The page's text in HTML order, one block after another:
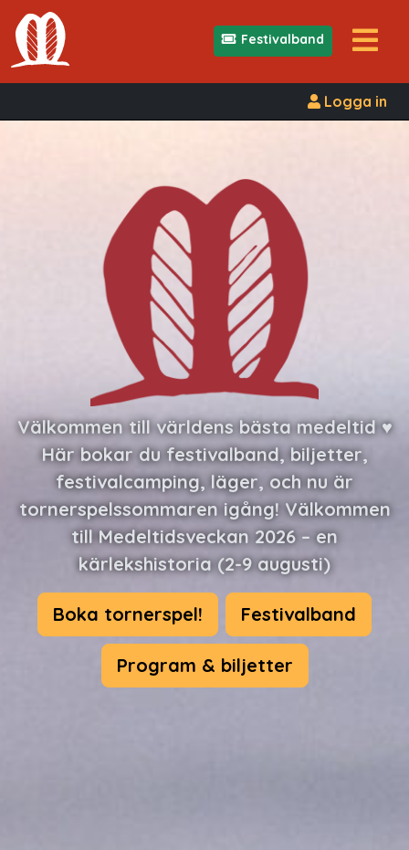
Festivalband
Logga in
Välkommen till världens bästa medeltid ♥︎
Här bokar du festivalband, biljetter,
festivalcamping, läger, och nu är
tornerspelssommaren igång! Välkommen
till Medeltidsveckan 2026 – en
kärlekshistoria (2-9 augusti)
Boka tornerspel! Festivalband
Program & biljetter